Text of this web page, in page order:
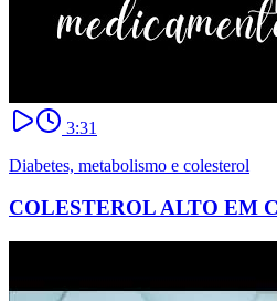
3:31
Diabetes, metabolismo e colesterol
COLESTEROL ALTO EM